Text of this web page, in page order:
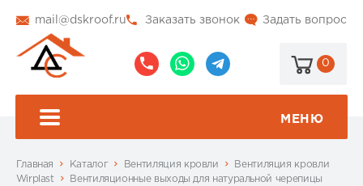
mail@dskroof.ru Задать вопрос
Заказать звонок
0
МЕНЮ
Главная Каталог Вентиляция кровли
Вентиляция кровли
Wirplast
Вентиляционные выходы для натуральной черепицы